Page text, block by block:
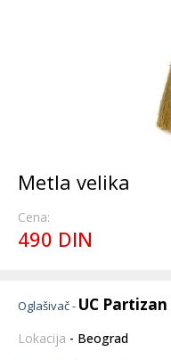
Metla velika
Cena:
490 DIN
Oglašivač - UC Partizan
Lokacija - Beograd